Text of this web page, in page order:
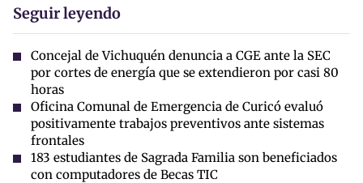
Seguir leyendo
Concejal de Vichuquén denuncia a CGE ante la SEC
por cortes de energía que se extendieron por casi 80
horas
Oficina Comunal de Emergencia de Curicó evaluó
positivamente trabajos preventivos ante sistemas
frontales
183 estudiantes de Sagrada Familia son beneficiados
con computadores de Becas TIC